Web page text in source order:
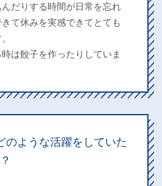
んだりする時間が日常を忘れ
て休みを実感できてとても
は餃子を作ったりしていま
のような活躍をしていた